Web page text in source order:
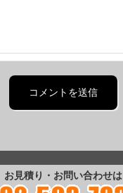
お見積り・お問い合わせは